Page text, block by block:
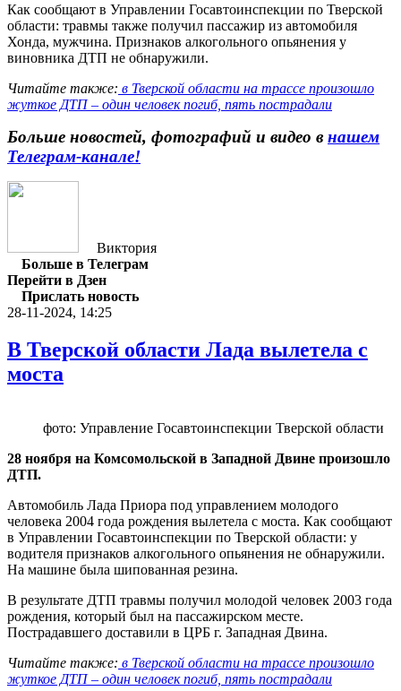
Как сообщают в Управлении Госавтоинспекции по Тверской
области: травмы также получил пассажир из автомобиля
Хонда, мужчина. Признаков алкогольного опьянения у
виновника ДТП не обнаружили.
Читайте также: в Тверской области на трассе произошло
жуткое ДТП – один человек погиб, пять пострадали
Больше новостей, фотографий и видео в нашем
Телеграм-канале!
Виктория
Больше в Телеграм
Перейти в Дзен
Прислать новость
28-11-2024, 14:25
В Тверской области Лада вылетела с
моста
фото: Управление Госавтоинспекции Тверской области
28 ноября на Комсомольской в Западной Двине произошло
ДТП.
Автомобиль Лада Приора под управлением молодого
человека 2004 года рождения вылетела с моста. Как сообщают
в Управлении Госавтоинспекции по Тверской области: у
водителя признаков алкогольного опьянения не обнаружили.
На машине была шипованная резина.
В результате ДТП травмы получил молодой человек 2003 года
рождения, который был на пассажирском месте.
Пострадавшего доставили в ЦРБ г. Западная Двина.
Читайте также: в Тверской области на трассе произошло
жуткое ДТП – один человек погиб, пять пострадали